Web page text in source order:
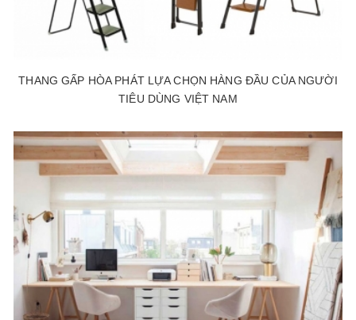
THANG GẤP HÒA PHÁT LỰA CHỌN HÀNG ĐẦU CỦA NGƯỜI
TIÊU DÙNG VIỆT NAM